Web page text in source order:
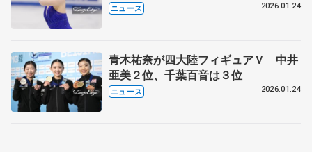
ニュース 2026.01.24
青木祐奈が四大陸フィギュアＶ 中井
亜美２位、千葉百音は３位
ニュース 2026.01.24